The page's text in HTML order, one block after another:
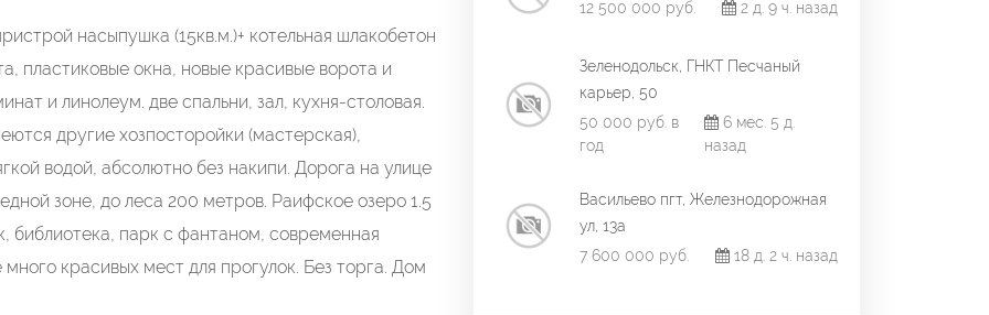
насыпушка (15кв.м.)+ котельная шлакобетон
пластиковые окна, новые красивые ворота и
и линолеум. две спальни, зал, кухня-столовая.
другие хозпосторойки (мастерская),
водой, абсолютно без накипи. Дорога на улице
зоне, до леса 200 метров. Раифское озеро 1.5
библиотека, парк с фантаном, современная
красивых мест для прогулок. Без торга. Дом
12 500 000 руб. 2 д. 9 ч. назад
Зеленодольск, ГНКТ Песчаный
карьер, 50
50 000 руб. в
год
6 мес. 5 д.
назад
Васильево пгт, Железнодорожная
ул, 13а
7 600 000 руб.
18 д. 2 ч. назад